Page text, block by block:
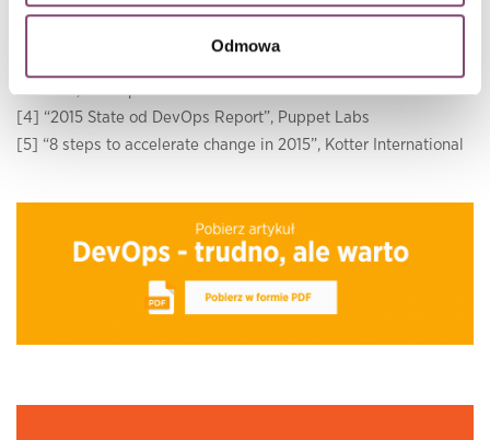
Odmowa
[1] “DevOps War Stories”, InfoQ, styczeń 2014
[2] “2016 State od DevOps Report”, Puppet Labs
leaders”, Rackspace
[4] “2015 State od DevOps Report”, Puppet Labs
[5] “8 steps to accelerate change in 2015”, Kotter International